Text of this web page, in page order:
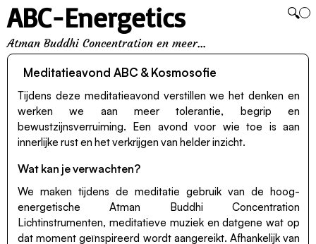
🔍
ABC-Energetics
Atman Buddhi Concentration en meer...
Meditatieavond ABC & Kosmosofie
Tijdens deze meditatieavond verstillen we het denken en
werken we aan meer tolerantie, begrip en
bewustzijnsverruiming. Een avond voor wie toe is aan
innerlijke rust en het verkrijgen van helder inzicht.
Wat kan je verwachten?
We maken tijdens de meditatie gebruik van de hoog-
energetische Atman Buddhi Concentration
Lichtinstrumenten, meditatieve muziek en datgene wat op
dat moment geïnspireerd wordt aangereikt. Afhankelijk van